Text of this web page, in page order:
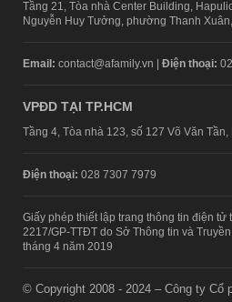
Tầng 21, Tòa nhà Center Building,
Nguyễn Huy Tưởng, phường Thanh
Email: contact@afamily.vn | Điện thoại:
VPĐD TẠI TP.HCM
Tầng 4, Tòa nhà 123, số 127 Võ Văn
Điện thoại: 028 7307 7979
Giấy phép thiết lập trang thông tin điện tử
2217/GP-TTĐT do Sở Thông tin và
tháng 4 năm 2019
© Copyright 2008 - 2024 – Công ty Cổ